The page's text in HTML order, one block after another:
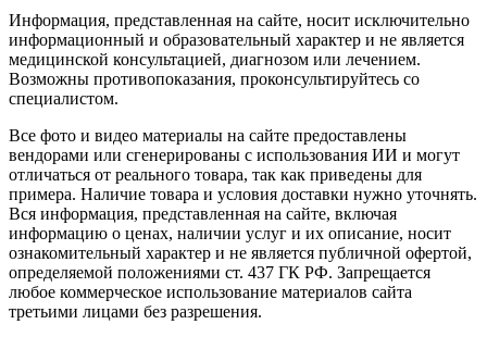
Информация, представленная на сайте, носит исключительно
информационный и образовательный характер и не является
медицинской консультацией, диагнозом или лечением.
Возможны противопоказания, проконсультируйтесь со
специалистом.
Все фото и видео материалы на сайте предоставлены
вендорами или сгенерированы с использования ИИ и могут
отличаться от реального товара, так как приведены для
примера. Наличие товара и условия доставки нужно уточнять.
Вся информация, представленная на сайте, включая
информацию о ценах, наличии услуг и их описание, носит
ознакомительный характер и не является публичной офертой,
определяемой положениями ст. 437 ГК РФ. Запрещается
любое коммерческое использование материалов сайта
третьими лицами без разрешения.